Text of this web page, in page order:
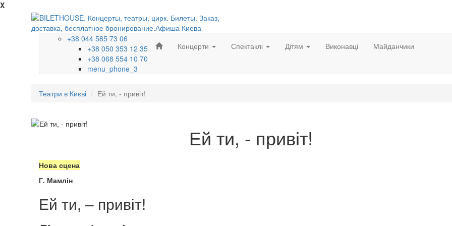
X
+38 044 585 73 06
+38 050 353 12 35
+38 068 554 10 70
menu_phone_3
Концерти Спектаклі Дітям Виконавці Майданчики
Театри в Києві Ей ти, - привіт!
Ей ти, - привіт!
Нова сцена
Г. Мамлін
Ей ти, – привіт!